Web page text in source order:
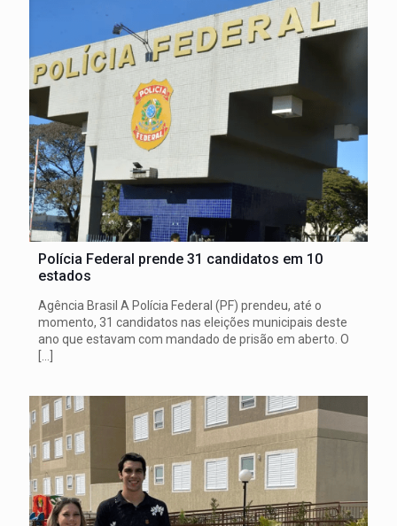
Polícia Federal prende 31 candidatos em 10
estados
Agência Brasil A Polícia Federal (PF) prendeu, até o
momento, 31 candidatos nas eleições municipais deste
ano que estavam com mandado de prisão em aberto. O
[…]